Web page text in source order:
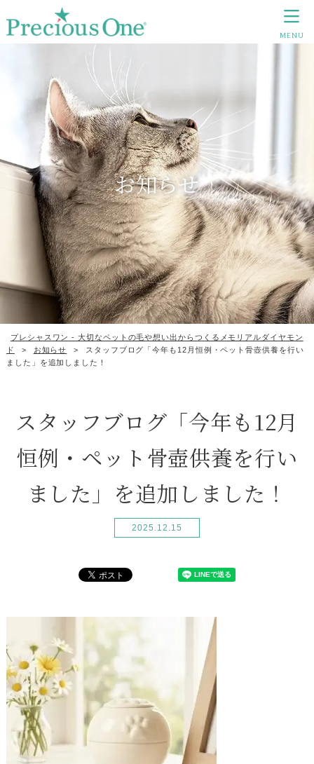
MENU
お知らせ
プレシャスワン - 大切なペットの毛や想い出からつくるメモリアルダイヤモン
ド
> お知らせ >
スタッフブログ「今年も12月恒例・ペット骨壺供養を行い
ました」を追加しました！
スタッフブログ「今年も12月
恒例・ペット骨壺供養を行い
ました」を追加しました！
2025.12.15